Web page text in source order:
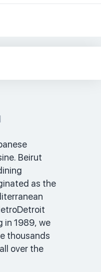
Beirut
as the
in 1989, we
thousands
over the